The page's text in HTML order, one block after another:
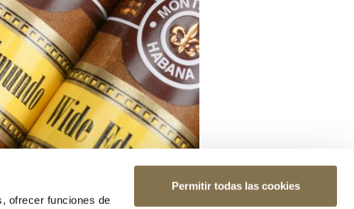
ofrecer funciones de
Permitir todas las cookies